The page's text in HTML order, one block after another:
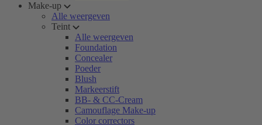
Make-up
Alle weergeven
Teint
Alle weergeven
Foundation
Concealer
Poeder
Blush
Markeerstift
BB- & CC-Cream
Camouflage Make-up
Color correctors